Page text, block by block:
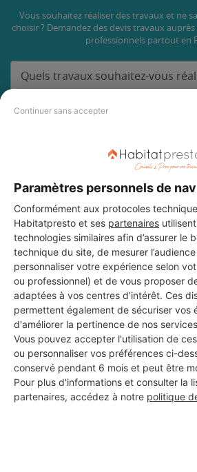
Continuer sans accepter
Paramètres personnels de
Conformément aux protocoles
Habitatpresto et ses partenaires
technologies similaires afin d’assurer le
technique du site, de mesurer
personnaliser votre expérience selon
ou professionnel) et de vous proposer
adaptées à vos centres d’intérêt. Ces
permettent également de sécuriser vos
d'améliorer la pertinence de nos
Vous pouvez accepter l'utilisation de
ou personnaliser vos préférences ci-
conservé pendant 6 mois et peut être
Pour plus d'informations et consulter la
partenaires, accédez à notre politique
Vous souhaitez réaliser des travaux et ne
choisir ? Demandez des devis travaux auprès
professionnels partout en
Aucun autre professionnel